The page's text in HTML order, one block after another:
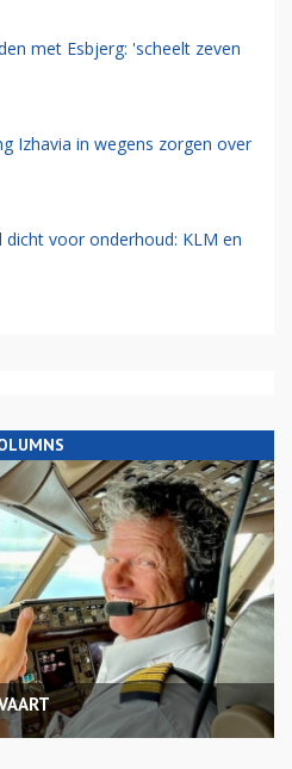
met Esbjerg: 'scheelt zeven
Izhavia in wegens zorgen over
voor onderhoud: KLM en